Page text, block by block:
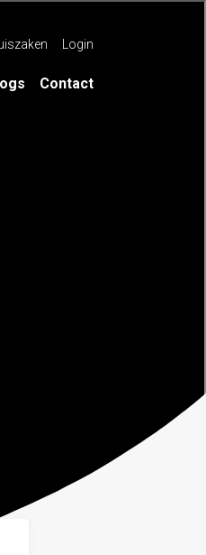
Login
Contact